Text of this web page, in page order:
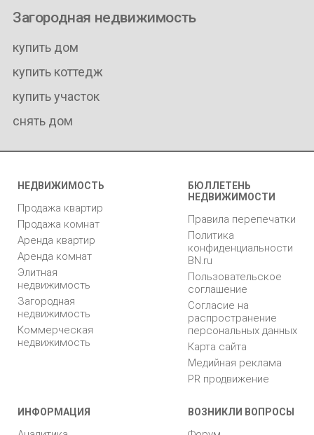
Загородная недвижимость
купить дом
купить коттедж
купить участок
снять дом
НЕДВИЖИМОСТЬ
Продажа квартир
Продажа комнат
Аренда квартир
Аренда комнат
Элитная
недвижимость
Загородная
недвижимость
Коммерческая
недвижимость
БЮЛЛЕТЕНЬ
НЕДВИЖИМОСТИ
Правила перепечатки
Политика
конфиденциальности
BN.ru
Пользовательское
соглашение
Согласие на
распространение
персональных данных
Карта сайта
Медийная реклама
PR продвижение
ИНФОРМАЦИЯ ВОЗНИКЛИ ВОПРОСЫ